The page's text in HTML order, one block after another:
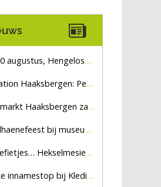
drie weken dicht voor doorgaand verkeer
Perioden met zon en droog
zaterdag 8 augustus, marktplein Haaksbergen
bij museum De Lebbenbrugge
HekselmesienHarry
bij Kledingbank Stefania